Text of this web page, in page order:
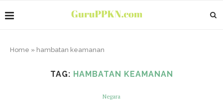
Home » hambatan keamanan
TAG: HAMBATAN KEAMANAN
Negara